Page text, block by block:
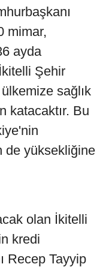
mimar,
ayda
Şehir
sağlık
katacaktır. Bu
de yüksekliğine
olan İkitelli
kredi
Recep Tayyip